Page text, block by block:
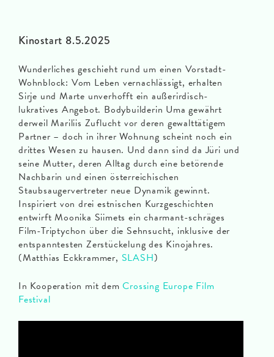
Kinostart 8.5.2025
Wunderliches geschieht rund um einen Vorstadt-
Wohnblock: Vom Leben vernachlässigt, erhalten
Sirje und Marte unverhofft ein außerirdisch-
lukratives Angebot. Bodybuilderin Uma gewährt
derweil Mariliis Zuflucht vor deren gewalttätigem
Partner – doch in ihrer Wohnung scheint noch ein
drittes Wesen zu hausen. Und dann sind da Jüri und
seine Mutter, deren Alltag durch eine betörende
Nachbarin und einen österreichischen
Staubsaugervertreter neue Dynamik gewinnt.
Inspiriert von drei estnischen Kurzgeschichten
entwirft Moonika Siimets ein charmant-schräges
Film-Triptychon über die Sehnsucht, inklusive der
entspanntesten Zerstückelung des Kinojahres.
(Matthias Eckkrammer, SLASH)
In Kooperation mit demCrossing Europe Film
Festival